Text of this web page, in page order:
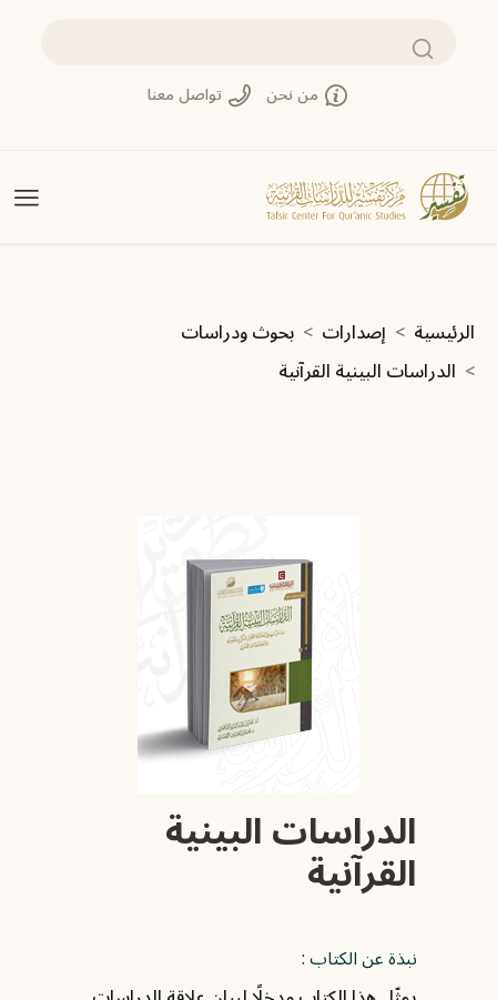
بحث
من نحن تواصل معنا
مسار التنقل
الرئيسية إصدارات
بحوث ودراسات
الدراسات البينية القرآنية
الدراسات البينية
القرآنية
نبذة عن الكتاب :